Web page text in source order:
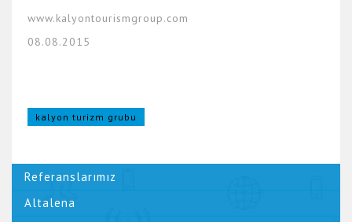
www.kalyontourismgroup.com
08.08.2015
kalyon turizm grubu
Referanslarımız
Altalena